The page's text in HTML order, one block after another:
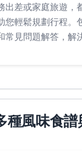
出差或家庭旅遊，
您輕鬆規劃行程。
常見問題解答，解
種風味食譜